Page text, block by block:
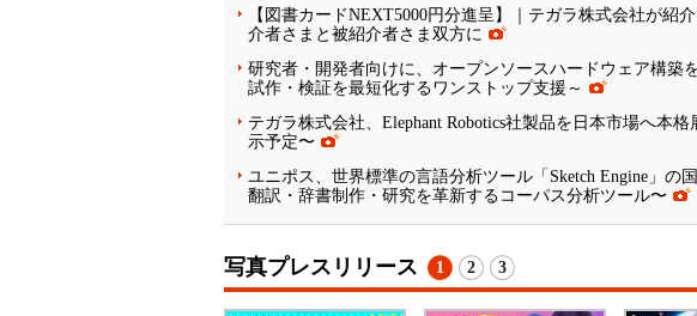
【図書カードNEXT5000円分進呈】｜テガラ株式会社が紹
介者さまと被紹介者さま双方に
研究者・開発者向けに、オープンソースハードウェア構築
試作・検証を最短化するワンストップ支援～
テガラ株式会社、Elephant Robotics社製品を日本市場へ本
示予定〜
ユニポス、世界標準の言語分析ツール「Sketch Engine」の
翻訳・辞書制作・研究を革新するコーパス分析ツール〜
写真プレスリリース 1 2 3